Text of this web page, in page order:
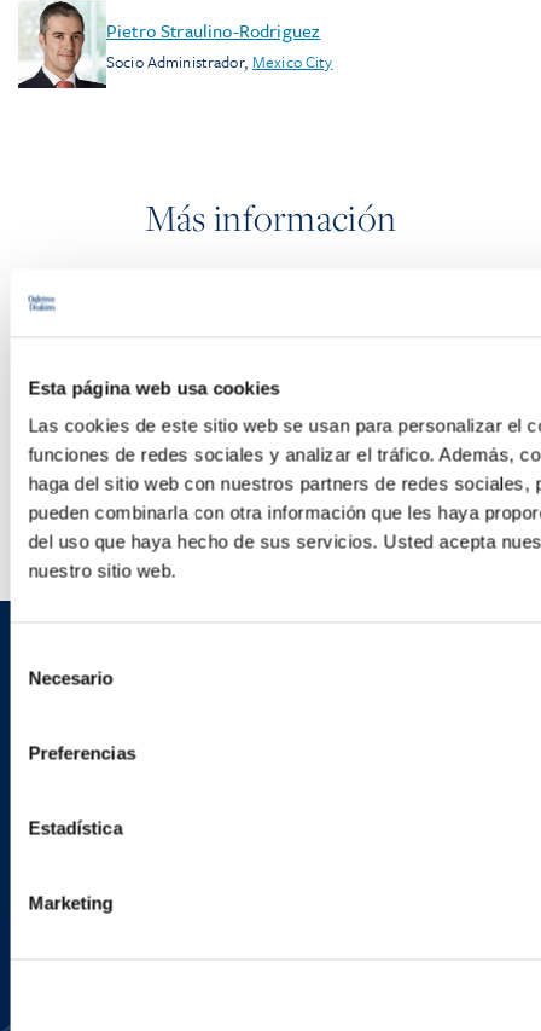
Esta página web usa cookies
Las cookies de este sitio web se usan para personalizar el
funciones de redes sociales y analizar el tráfico. Además,
haga del sitio web con nuestros partners de redes sociales,
pueden combinarla con otra información que les haya
del uso que haya hecho de sus servicios. Usted acepta
nuestro sitio web.
Necesario
Preferencias
Estadística
Marketing
Pietro Straulino-Rodriguez
Socio Administrador, Mexico City
Más información
SEMINARIOS
WEBINARS
Regístrate para recibir correos
próximos eventos.